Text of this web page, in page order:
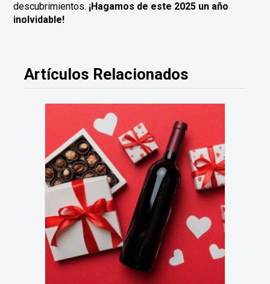
descubrimientos. ¡Hagamos de este 2025 un año
inolvidable!
Artículos Relacionados